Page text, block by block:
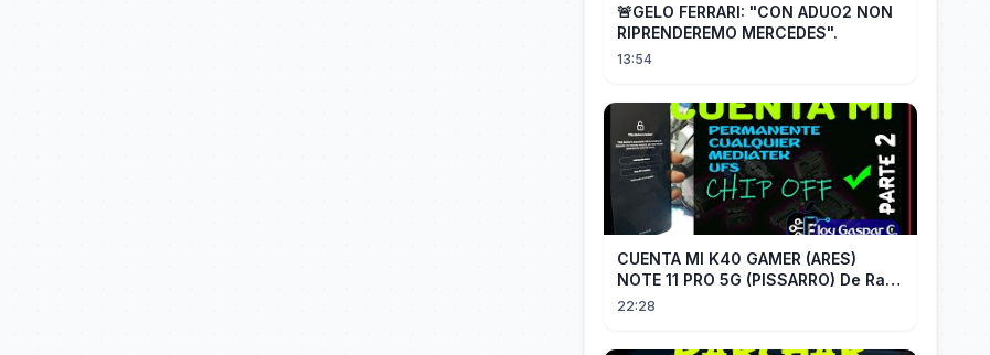
🚨GELO FERRARI: "CON ADUO2 NON
RIPRENDEREMO MERCEDES".
13:54
CUENTA MI K40 GAMER (ARES)
NOTE 11 PRO 5G (PISSARRO) De Raiz
CHIP OFF VIA MIPI TESTER PARTE 2
22:28